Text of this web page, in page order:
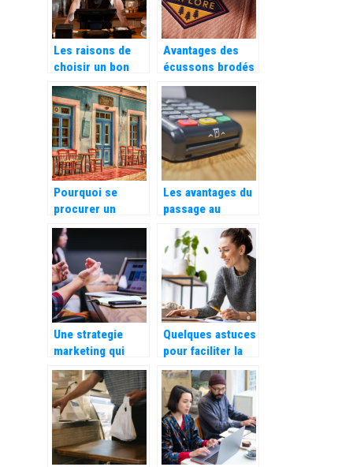
travail
Les raisons de
choisir un bon
système de point
de vente (POS)
Avantages des
écussons brodés
personnalisés sur
les uniformes
Pourquoi se
procurer un
logiciel de
reservation pour
votre restaurant ?
Les avantages du
passage au
numerique pour
les entreprises
Une strategie
marketing qui
s’adapte aux
besoins de votre
entreprise
Quelques astuces
pour faciliter la
gestion de votre
nouvelle activite
d’auto
entrepreneurs